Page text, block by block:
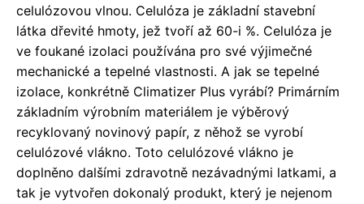
celulózovou vlnou. Celulóza je základní stavební
látka dřevité hmoty, jež tvoří až 60-i %. Celulóza je
ve foukané izolaci používána pro své výjimečné
mechanické a tepelné vlastnosti. A jak se tepelné
izolace, konkrétně Climatizer Plus vyrábí? Primárním
základním výrobním materiálem je výběrový
recyklovaný novinový papír, z něhož se vyrobí
celulózové vlákno. Toto celulózové vlákno je
doplněno dalšími zdravotně nezávadnými latkami, a
tak je vytvořen dokonalý produkt, který je nejenom